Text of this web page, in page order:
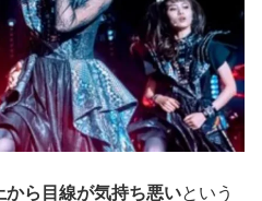
ら目線が気持ち悪いという